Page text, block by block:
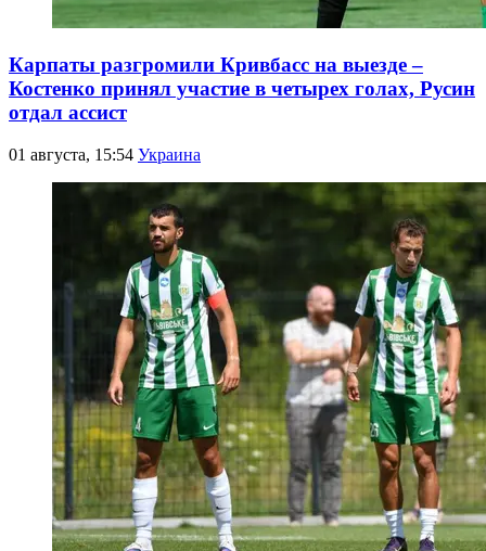
Карпаты разгромили Кривбасс на выезде –
Костенко принял участие в четырех голах, Русин
отдал ассист
01 августа, 15:54 Украина